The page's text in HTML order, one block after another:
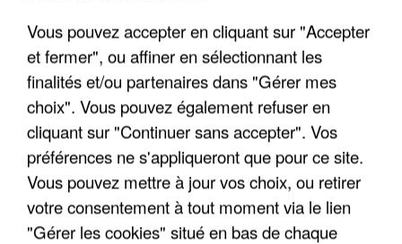
APRÈS TOUTES CES CANICULES, LES REFUGES
DE FAUNE SAUVAGE SONT...
Vous pouvez accepter en cliquant sur "Accepter
et fermer", ou affiner en sélectionnant les
finalités et/ou partenaires dans "Gérer mes
choix". Vous pouvez également refuser en
cliquant sur "Continuer sans accepter". Vos
préférences ne s'appliqueront que pour ce site.
Vous pouvez mettre à jour vos choix, ou retirer
votre consentement à tout moment via le lien
"Gérer les cookies" situé en bas de chaque